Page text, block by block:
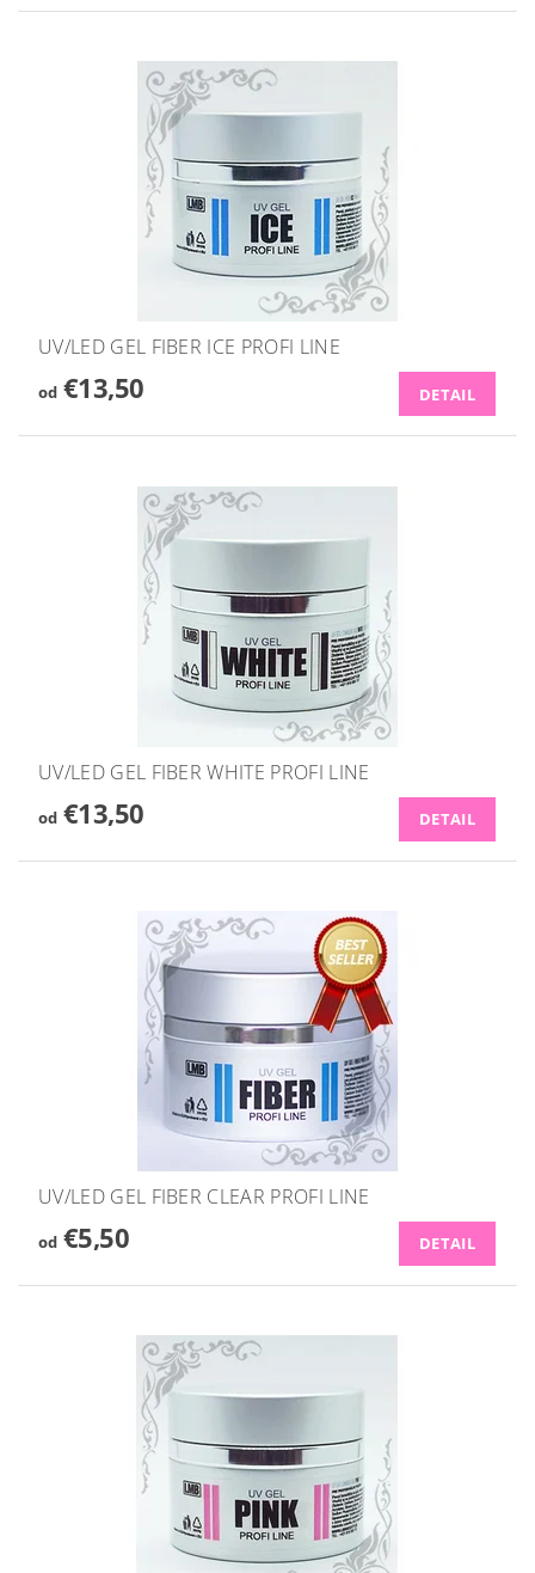
UV/LED GEL FIBER ICE PROFI LINE
od€13,50 DETAIL
UV/LED GEL FIBER WHITE PROFI LINE
od€13,50 DETAIL
UV/LED GEL FIBER CLEAR PROFI LINE
od€5,50 DETAIL